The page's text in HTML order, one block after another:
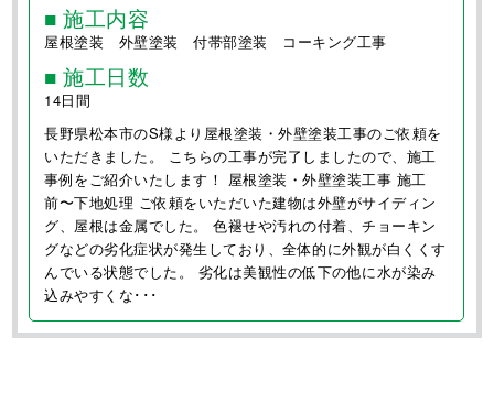
■ 施工内容
屋根塗装 外壁塗装 付帯部塗装 コーキング工事
■ 施工日数
14日間
長野県松本市のS様より屋根塗装・外壁塗装工事のご依頼を
いただきました。 こちらの工事が完了しましたので、施工
事例をご紹介いたします！ 屋根塗装・外壁塗装工事 施工
前〜下地処理 ご依頼をいただいた建物は外壁がサイディン
グ、屋根は金属でした。 色褪せや汚れの付着、チョーキン
グなどの劣化症状が発生しており、全体的に外観が白くくす
んでいる状態でした。 劣化は美観性の低下の他に水が染み
込みやすくな･･･